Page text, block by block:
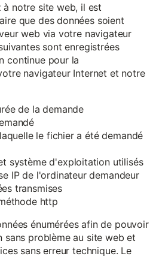
à notre site web, il est
que des données soient
web via votre navigateur
sont enregistrées
continue pour la
navigateur Internet et notre
de la demande
le fichier a été demandé
système d'exploitation utilisés
IP de l'ordinateur demandeur
transmises
http
énumérées afin de pouvoir
sans problème au site web et
sans erreur technique. Le